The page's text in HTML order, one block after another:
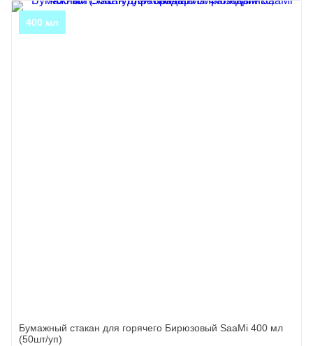
400 мл
Бумажный стакан для горячего Бирюзовый SaaMi 400 мл
(50шт/уп)